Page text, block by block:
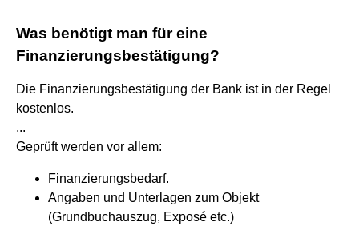
Was benötigt man für eine
Finanzierungsbestätigung?
Die Finanzierungsbestätigung der Bank ist in der Regel
kostenlos.
...
Geprüft werden vor allem:
Finanzierungsbedarf.
Angaben und Unterlagen zum Objekt
(Grundbuchauszug, Exposé etc.)